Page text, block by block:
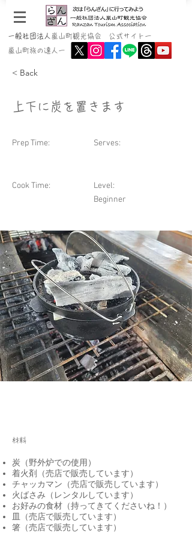
一般社団法人 嵐山町観光協会 公式サイトー
嵐山町旅の達人ー
< Back
上下に炭を置きます
Prep Time:
Cook Time:
Serves:
Level:
Beginner
材料
炭（野外炉での使用）
着火剤（売店で販売しています）
チャッカマン（売店で販売しています）
火ばさみ（レンタルしています）
お好みの食材（持ってきてくださいね！）
皿（売店で販売しています）
箸（売店で販売しています）